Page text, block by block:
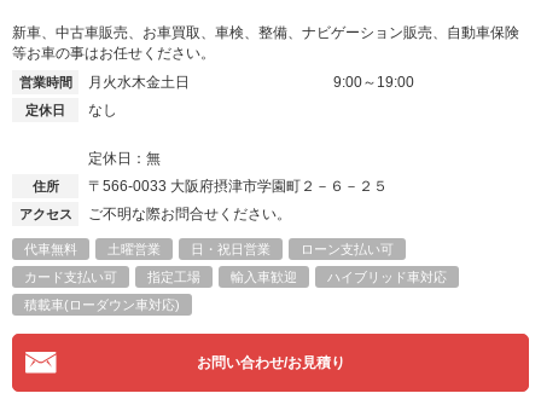
新車、中古車販売、お車買取、車検、整備、ナビゲーション販売、自動車保険
等お車の事はお任せください。
営業時間 月火水木金土日 9:00～19:00
定休日 なし
定休日：無
住所 〒566-0033 大阪府摂津市学園町２－６－２５
アクセス ご不明な際お問合せください。
代車無料 土曜営業 日・祝日営業
ローン支払い可
カード支払い可
指定工場 輸入車歓迎
ハイブリッド車対応
積載車(ローダウン車対応)
お問い合わせ/お見積り